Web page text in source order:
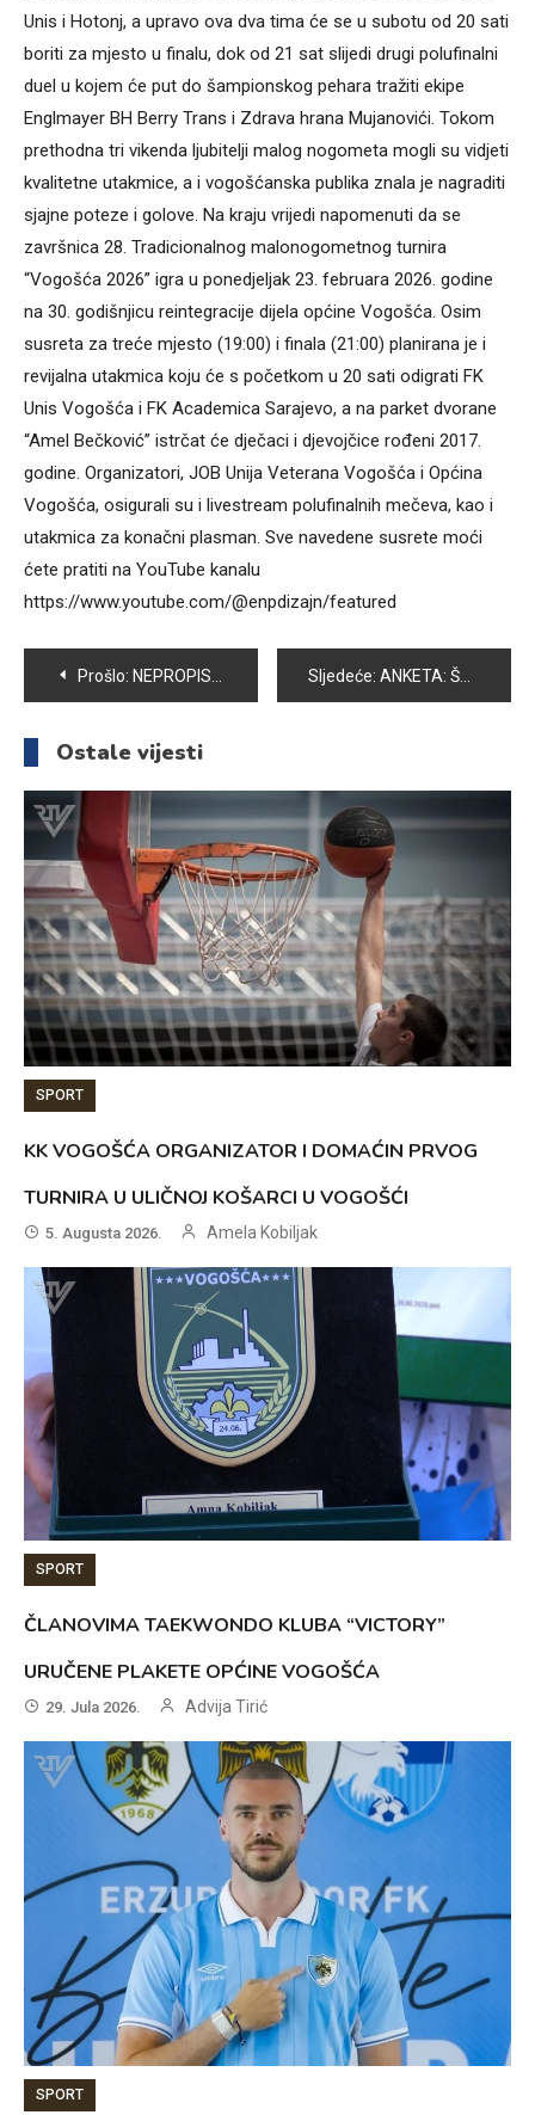
Unis i Hotonj, a upravo ova dva tima će se u subotu od 20 sati
boriti za mjesto u finalu, dok od 21 sat slijedi drugi polufinalni
duel u kojem će put do šampionskog pehara tražiti ekipe
Englmayer BH Berry Trans i Zdrava hrana Mujanovići. Tokom
prethodna tri vikenda ljubitelji malog nogometa mogli su vidjeti
kvalitetne utakmice, a i vogošćanska publika znala je nagraditi
sjajne poteze i golove. Na kraju vrijedi napomenuti da se
završnica 28. Tradicionalnog malonogometnog turnira
“Vogošća 2026” igra u ponedjeljak 23. februara 2026. godine
na 30. godišnjicu reintegracije dijela općine Vogošća. Osim
susreta za treće mjesto (19:00) i finala (21:00) planirana je i
revijalna utakmica koju će s početkom u 20 sati odigrati FK
Unis Vogošća i FK Academica Sarajevo, a na parket dvorane
“Amel Bečković” istrčat će dječaci i djevojčice rođeni 2017.
godine. Organizatori, JOB Unija Veterana Vogošća i Općina
Vogošća, osigurali su i livestream polufinalnih mečeva, kao i
utakmica za konačni plasman. Sve navedene susrete moći
ćete pratiti na YouTube kanalu
https://www.youtube.com/@enpdizajn/featured
Navigacija
članaka
Prošlo: NEPROPISNO PARKIRANJE – SVE VEĆI PROBLEM U VOGOŠĆI Sljedeće: ANKETA: ŠTA ZA GRAĐANE ZNAČI 23. FEBRUAR – DAN REINTEGRACIJE VOGOŠĆE?
Ostale vijesti
SPORT
KK VOGOŠĆA ORGANIZATOR I DOMAĆIN PRVOG
TURNIRA U ULIČNOJ KOŠARCI U VOGOŠĆI
5. Augusta 2026. Amela Kobiljak
SPORT
ČLANOVIMA TAEKWONDO KLUBA “VICTORY”
URUČENE PLAKETE OPĆINE VOGOŠĆA
29. Jula 2026. Advija Tirić
SPORT